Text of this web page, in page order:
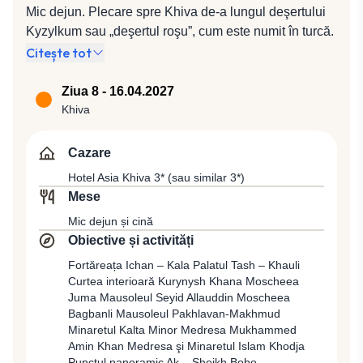
complex unde vom putea admira Medresa Miri-Arab,
Moscheea Djuma și Minaretul Kalyan. Vom lua cina în
mijlocul unei familii din Bukhara, pentru a cunoaşte
mai bine tradiţiile şi obiceiurile locale. Aici, ca şi în
restul circuitului, vom avea ocazia de a simţi cel mai
bine căldura şi amabilitatea acestor oameni. Cazare
Mic dejun. Plecare spre Khiva de-a lungul deşertului
Kyzylkum sau „deşertul roşu”, cum este numit în turcă.
Khiva este unul dintre oraşele şi punctele de oprire de
legenda spune că ar fi fost construit de însuşi Shem,
fiul biblicului Noe, dovezile arheologice îi situează
importantă şi punct comercial pentru caravanele de
către estul şi vestul Europei. Cină la un restaurant
local. Cină și cazare în Khiva la Hotel Asia Khiva 3*
(sau similar 3*).
Citește tot
Ziua 8 - 16.04.2027
Khiva
Cazare
Hotel Asia Khiva 3* (sau similar 3*)
Mese
Mic dejun și cină
Obiective și activități
Fortăreața Ichan – Kala Palatul Tash – Khauli
Curtea interioară Kurynysh Khana Moscheea
Juma Mausoleul Seyid Allauddin Moscheea
Bagbanli Mausoleul Pakhlavan-Makhmud
Minaretul Kalta Minor Medresa Mukhammed
Amin Khan Medresa şi Minaretul Islam Khodja